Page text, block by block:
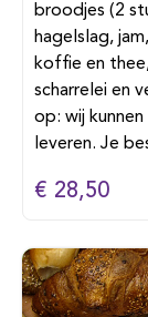
broodjes (2
hagelslag,
koffie en
scharrelei en
op: wij
leveren. Je
€ 28,50